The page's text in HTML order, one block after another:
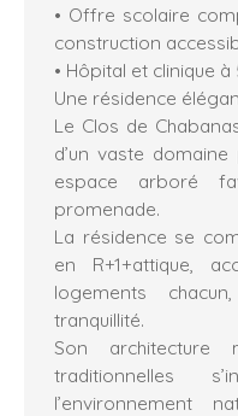
• Offre scolaire
construction
• Hôpital et clinique
Une résidence
Le Clos de
d’un vaste
espace arboré
promenade.
La résidence se
en R+1+attique,
logements
tranquillité.
Son architecture
traditionnelles
l’environnement